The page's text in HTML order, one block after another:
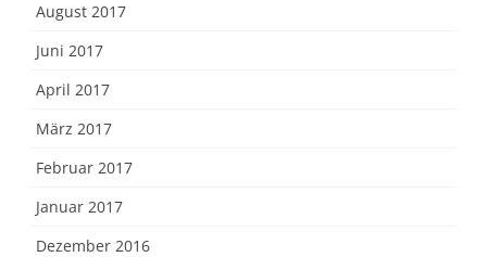
August 2017
Juni 2017
April 2017
März 2017
Februar 2017
Januar 2017
Dezember 2016